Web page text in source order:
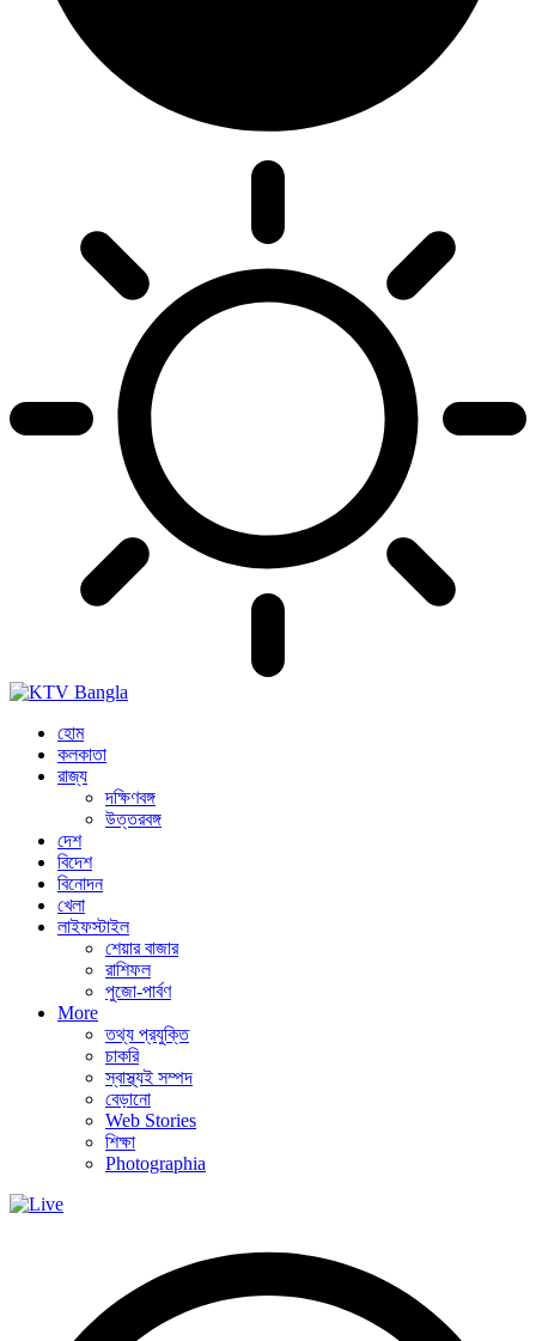
হোম
কলকাতা
রাজ্য
দক্ষিণবঙ্গ
উত্তরবঙ্গ
দেশ
বিদেশ
বিনোদন
খেলা
লাইফস্টাইল
শেয়ার বাজার
রাশিফল
পুজো-পার্বণ
More
তথ্য প্রযুক্তি
চাকরি
স্বাস্থ্যই সম্পদ
বেড়ানো
Web Stories
শিক্ষা
Photographia